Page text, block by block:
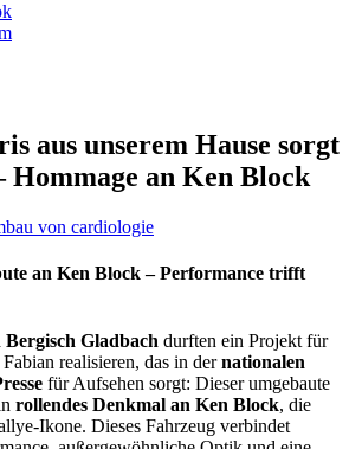
aus unserem Hause sorgt
Hommage an Ken Block
an Ken Block – Performance trifft
Gladbach durften ein Projekt für
realisieren, das in dernationalen
für Aufsehen sorgt: Dieser umgebaute
rollendes Denkmal an Ken Block, die
Ikone. Dieses Fahrzeug verbindet